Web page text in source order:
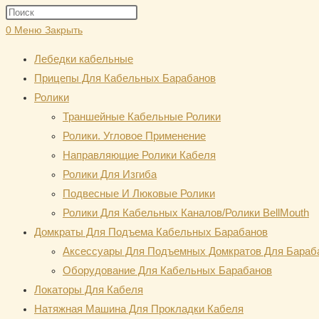
по
веб-
сайту
закрыть
поиска.
0 Меню Закрыть
Лебедки кабельные
Прицепы Для Кабельных Барабанов
Ролики
Траншейные Кабельные Ролики
Ролики. Угловое Применение
Направляющие Ролики Кабеля
Ролики Для Изгиба
Подвесные И Люковые Ролики
Ролики Для Кабельных Каналов/Ролики BellMouth
Домкраты Для Подъема Кабельных Барабанов
Аксессуары Для Подъемных Домкратов Для
Оборудование Для Кабельных Барабанов
Локаторы Для Кабеля
Натяжная Mашина Для Прокладки Кабеля